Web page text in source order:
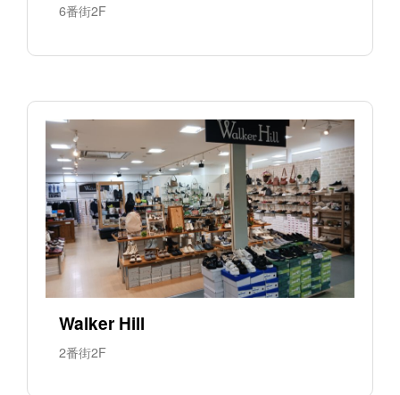
6番街2F
Walker Hill
2番街2F